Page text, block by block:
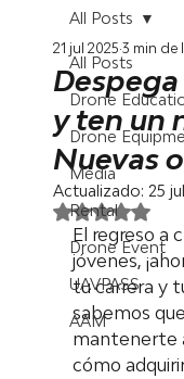
All Posts
Drone
Drone
Media
Rental
Drone Event
UAVPASS
AAM
All Posts
y ten un
Nuevas
21 jul 2025 3 min de
Actualizado: 25
Obtuvo
El regreso a
jóvenes,
tu carrera y
sabemos
mantenerte
cómo